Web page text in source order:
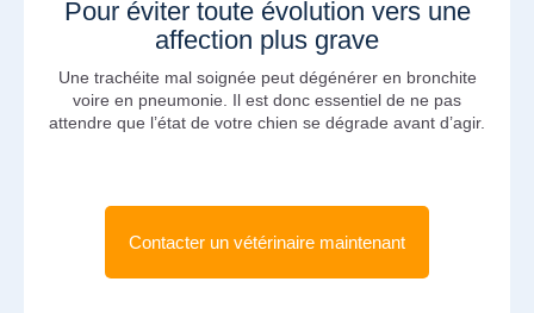
Pour éviter toute évolution vers une
affection plus grave
Une trachéite mal soignée peut dégénérer en bronchite
voire en pneumonie. Il est donc essentiel de ne pas
attendre que l’état de votre chien se dégrade avant d’agir.
Contacter un vétérinaire maintenant